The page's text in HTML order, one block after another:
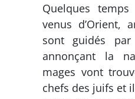
Quelques
venus d’Orient,
sont guidés
annonçant la
mages vont
chefs des juifs et